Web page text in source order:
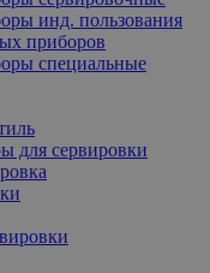
инд. пользования
приборов
специальные
для сервировки